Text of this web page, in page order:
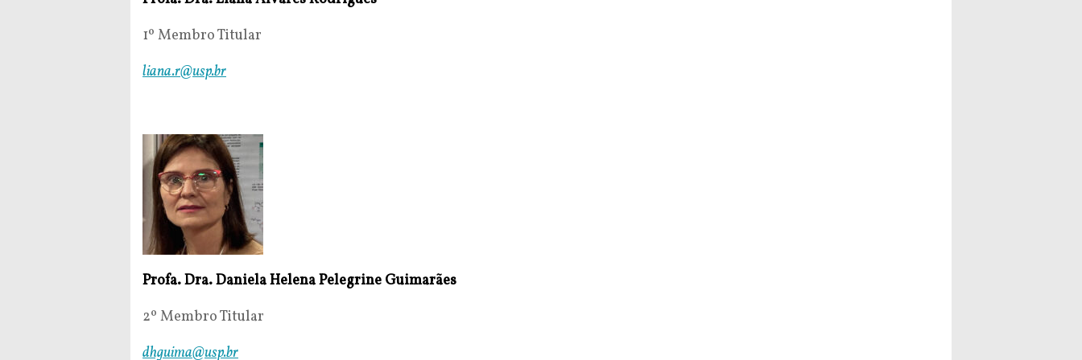
1º Membro Titular
liana.r@usp.br
Profa. Dra. Daniela Helena Pelegrine Guimarães
2º Membro Titular
dhguima@usp.br